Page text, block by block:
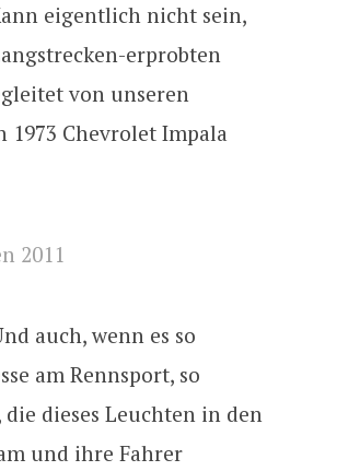
eigentlich nicht sein,
erprobten
von unseren
Chevrolet Impala
auch, wenn es so
am Rennsport, so
dieses Leuchten in den
und ihre Fahrer